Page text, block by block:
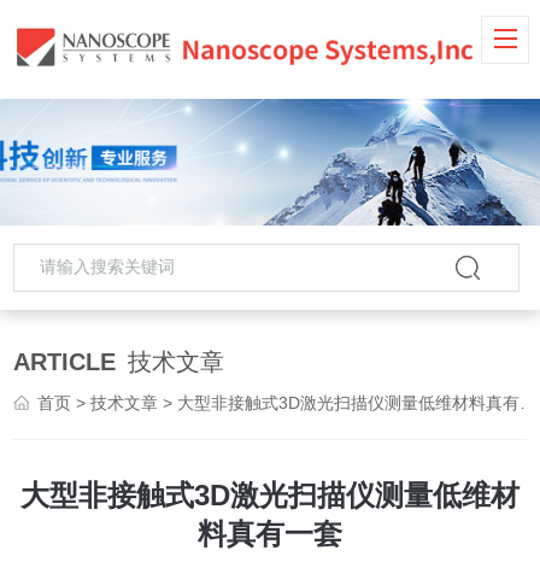
ARTICLE 技术文章
首页 >技术文章 > 大型非接触式3D激光扫描仪测量低维材料真有一套
大型非接触式3D激光扫描仪测量低维材
料真有一套